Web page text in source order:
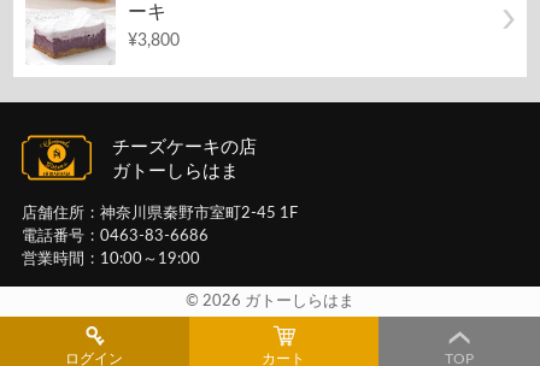
ーキ
¥3,800
ログイン カート TOP
チーズケーキの店
ガトーしらはま
店舗住所
神奈川県秦野市室町2-45 1F
電話番号
0463-83-6686
営業時間
10:00～19:00
© 2026 ガトーしらはま